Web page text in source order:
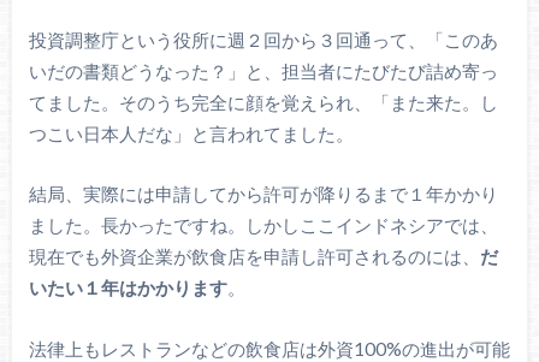
投資調整庁という役所に週２回から３回通って、「このあ
いだの書類どうなった？」と、担当者にたびたび詰め寄っ
てました。そのうち完全に顔を覚えられ、「また来た。し
つこい日本人だな」と言われてました。
結局、実際には申請してから許可が降りるまで１年かかり
ました。長かったですね。しかしここインドネシアでは、
現在でも外資企業が飲食店を申請し許可されるのには、 だ
いたい１年はかかります。
法律上もレストランなどの飲食店は外資100%の進出が可能